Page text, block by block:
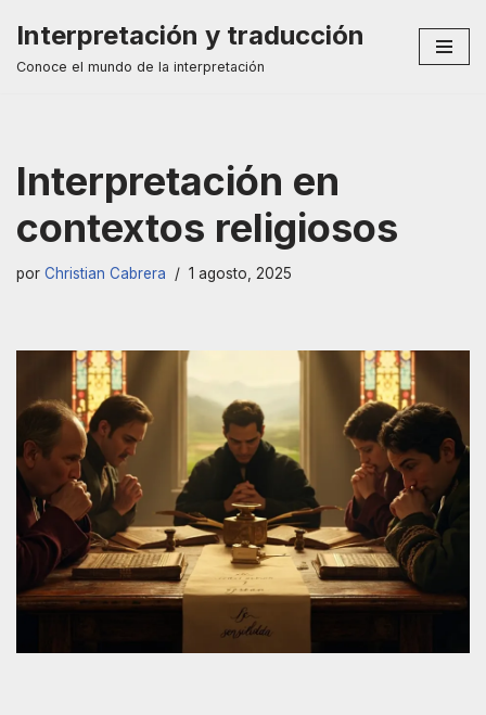
Saltar
Interpretación y traducción
Conoce el mundo de la interpretación
Interpretación en
contextos religiosos
por Christian Cabrera 1 agosto, 2025